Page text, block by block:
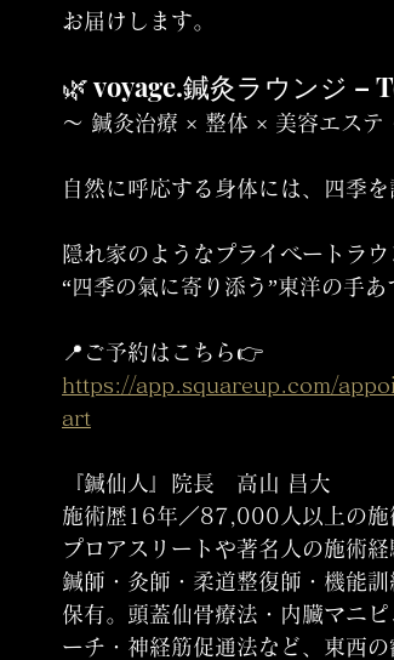
お届けします。
🌿 voyage.鍼灸ラウンジ –
〜 鍼灸治療 × 整体 × 美容エステ
自然に呼応する身体には、四季を
隠れ家のようなプライベートラウ
“四季の氣に寄り添う”東洋の手あ
📍ご予約はこちら👉
https://app.squareup.com/
art
『鍼仙人』院長　高山 昌大
施術歴16年／87,000人以上の施
プロアスリートや著名人の施術経
鍼師・灸師・柔道整復師・機能
保有。頭蓋仙骨療法・内臓マニ
ーチ・神経筋促通法など、東西